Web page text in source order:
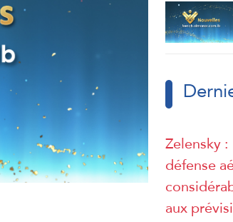
Zelensky
défense
aux